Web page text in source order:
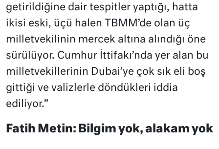
getirildiğine dair tespitler yaptığı, hatta
ikisi eski, üçü halen TBMM’de olan üç
milletvekilinin mercek altına alındığı öne
sürülüyor. Cumhur İttifakı’nda yer alan bu
milletvekillerinin Dubai’ye çok sık eli boş
gittiği ve valizlerle döndükleri iddia
ediliyor.”
Fatih Metin: Bilgim yok, alakam yok